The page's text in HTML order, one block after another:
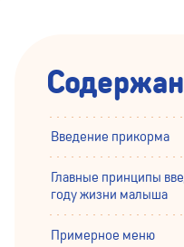
Введение прикорма
Главные принципы
году жизни малыша
Примерное меню